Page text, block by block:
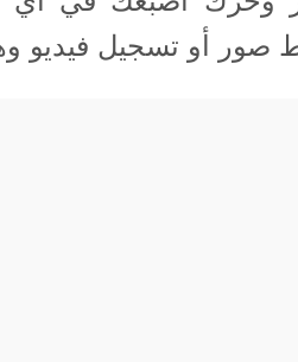
صور أو تسجيل فيديو